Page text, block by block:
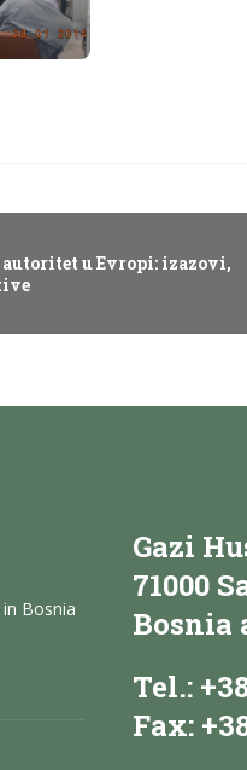
u Evropi: izazovi,
Bosnia
Gazi
71000
Bosnia
Tel.:
Fax: